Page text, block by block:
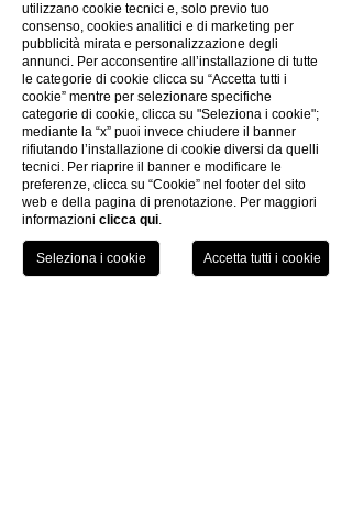
Scopri le altre attività
RESTA AGGIORNATO:
Iscriviti alla newsletter
KONTAKTE
utilizzano cookie tecnici e, solo previo tuo
consenso, cookies analitici e di marketing per
pubblicità mirata e personalizzazione degli
annunci. Per acconsentire all’installazione di tutte
le categorie di cookie clicca su “Accetta tutti i
cookie” mentre per selezionare specifiche
categorie di cookie, clicca su "Seleziona i cookie";
mediante la “x” puoi invece chiudere il banner
rifiutando l’installazione di cookie diversi da quelli
tecnici. Per riaprire il banner e modificare le
preferenze, clicca su “Cookie” nel footer del sito
web e della pagina di prenotazione. Per maggiori
informazioni clicca qui.